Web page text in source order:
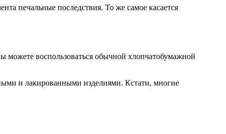
печальные последствия. То же самое касается
можете воспользоваться обычной хлопчатобумажной
и лакированными изделиями. Кстати, многие